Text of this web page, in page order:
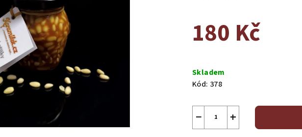
180 Kč
cena:
Skladem
Kód: 378
+
−